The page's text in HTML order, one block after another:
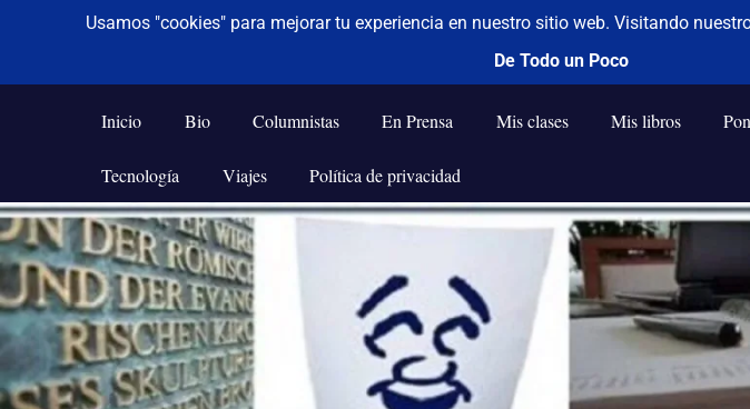
Saltar
al
contenido
De todo un poco
Frases,
Humor,
Tecnología
y
Viajes
Inicio Bio Columnistas En Prensa Mis clases Mis libros
Tecnología Viajes Política de privacidad